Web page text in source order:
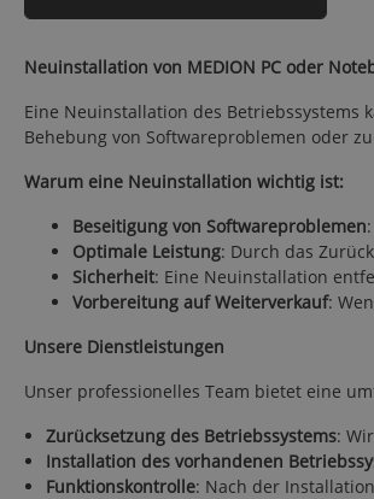
Neuinstallation von MEDION PC oder
Eine Neuinstallation des Betriebssystems
Behebung von Softwareproblemen oder
Warum eine Neuinstallation wichtig ist:
Beseitigung von Softwareproblemen
Optimale Leistung: Durch das
Sicherheit: Eine Neuinstallation
Vorbereitung auf Weiterverkauf:
Unsere Dienstleistungen
Unser professionelles Team bietet eine
Zurücksetzung des Betriebssystems:
Installation des vorhandenen
Funktionskontrolle: Nach der